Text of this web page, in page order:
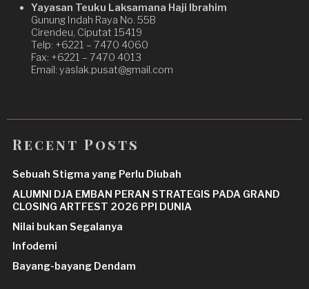
Yayasan Teuku Laksamana Haji Ibrahim
Gunung Indah Raya No. 55B
Cirendeu, Ciputat 15419
Telp: +6221 – 7470 4060
Fax: +6221 – 7470 4013
Email: yaslak.pusat@gmail.com
Recent Posts
Sebuah Stigma yang Perlu Diubah
ALUMNI DJA EMBAN PERAN STRATEGIS PADA GRAND
CLOSING ARTFEST 2026 PPI DUNIA
Nilai bukan Segalanya
Infodemi
Bayang-bayang Dendam